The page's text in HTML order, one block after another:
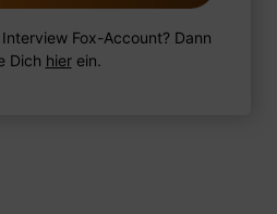
schreiben
Fox-Account? Dann
Dich hierein.